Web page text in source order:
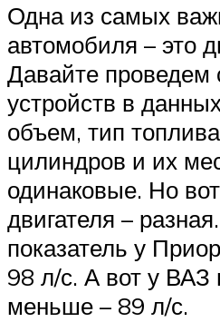
Одна из самых
автомобиля – это
Давайте проведем
устройств в
объем, тип
цилиндров и их
одинаковые. Но
двигателя –
показатель у
98 л/с. А вот у ВАЗ
меньше – 89 л/с.